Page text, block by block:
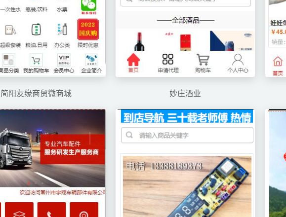
简阳友缘商贸微商城 妙庄酒业